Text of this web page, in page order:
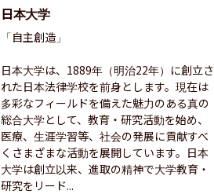
日本大学
「自主創造」
日本大学は、1889年（明治22年）に創立さ
れた日本法律学校を前身とします。現在は
多彩なフィールドを備えた魅力のある真の
総合大学として、教育・研究活動を始め、
医療、生涯学習等、社会の発展に貢献すべ
くさまざまな活動を展開しています。日本
大学は創立以来、進取の精神で大学教育・
研究をリード...